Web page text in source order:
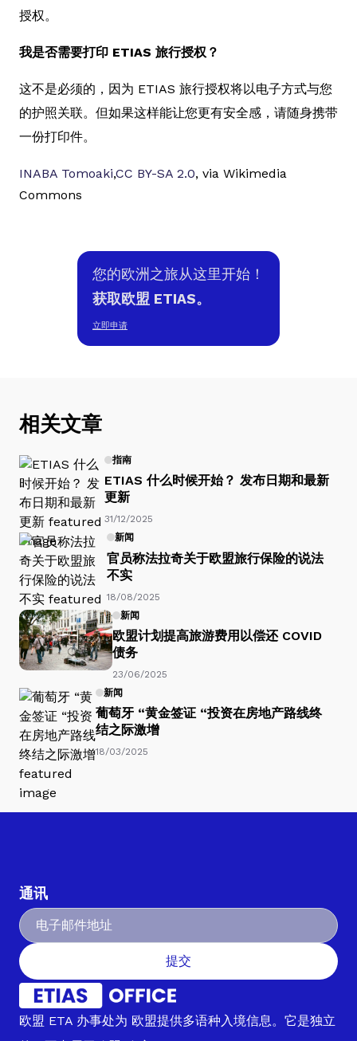
授权。
我是否需要打印 ETIAS 旅行授权？
这不是必须的，因为 ETIAS 旅行授权将以电子方式与您
的护照关联。但如果这样能让您更有安全感，请随身携带
一份打印件。
INABA Tomoaki,CC BY-SA 2.0, via Wikimedia
Commons
您的欧洲之旅从这里开始！
获取欧盟 ETIAS。
立即申请
相关文章
指南
ETIAS 什么时候开始？ 发布日期和最新
更新
31/12/2025
新闻
官员称法拉奇关于欧盟旅行保险的说法
不实
18/08/2025
新闻
欧盟计划提高旅游费用以偿还 COVID
债务
23/06/2025
新闻
葡萄牙 “黄金签证 “投资在房地产路线终
结之际激增
18/03/2025
通讯
提交
欧盟 ETA 办事处为 欧盟提供多语种入境信息。它是独立